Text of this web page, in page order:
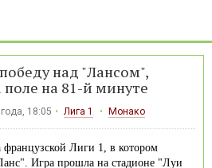
над "Лансом",
на 81-й минуте
18:05 Лига 1 Монако
французской Лиги 1, в котором
Игра прошла на стадионе "Луи